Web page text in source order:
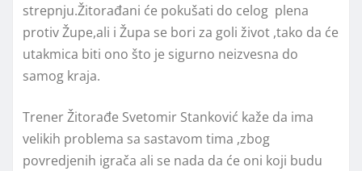
strepnju.Žitorađani će pokušati do celog plena
protiv Župe,ali i Župa se bori za goli život ,tako da će
utakmica biti ono što je sigurno neizvesna do
samog kraja.
Trener Žitorađe Svetomir Stanković kaže da ima
velikih problema sa sastavom tima ,zbog
povredjenih igrača ali se nada da će oni koji budu